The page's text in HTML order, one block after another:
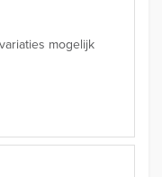
mogelijk